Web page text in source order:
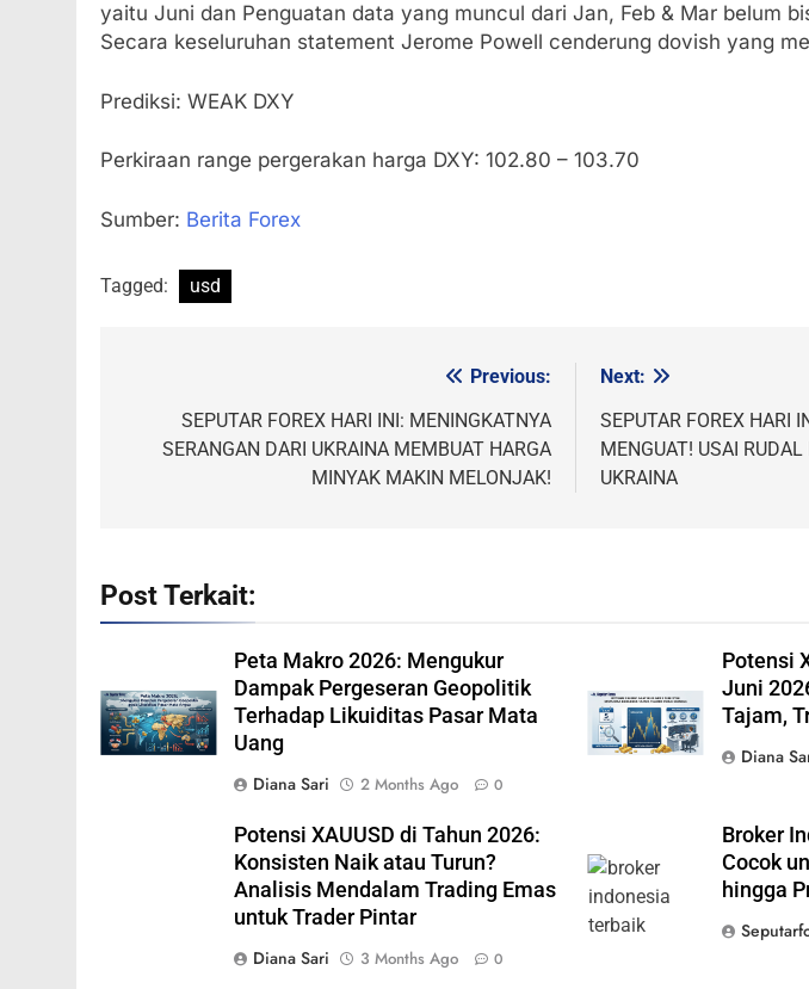
yaitu Juni dan Penguatan data yang muncul dari Jan, Feb & Mar belum
Secara keseluruhan statement Jerome Powell cenderung dovish yang
Prediksi: WEAK DXY
Perkiraan range pergerakan harga DXY: 102.80 – 103.70
Sumber: Berita Forex
Tagged: usd
navigation
Previous:
SEPUTAR FOREX HARI INI: MENINGKATNYA
SERANGAN DARI UKRAINA MEMBUAT HARGA
MINYAK MAKIN MELONJAK!
Next:
SEPUTAR FOREX HARI
MENGUAT! USAI
UKRAINA
Post Terkait:
Peta Makro 2026: Mengukur
Dampak Pergeseran Geopolitik
Terhadap Likuiditas Pasar Mata
Uang
Diana Sari
2 Months Ago 0
Potensi
Juni
Tajam,
Diana
Potensi XAUUSD di Tahun 2026:
Konsisten Naik atau Turun?
Analisis Mendalam Trading Emas
untuk Trader Pintar
Diana Sari
3 Months Ago 0
Broker
Cocok
hingga